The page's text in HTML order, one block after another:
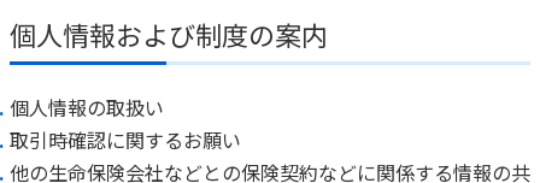
個人情報および制度の案内
個人情報の取扱い
取引時確認に関するお願い
他の生命保険会社などとの保険契約などに関係する情報の共